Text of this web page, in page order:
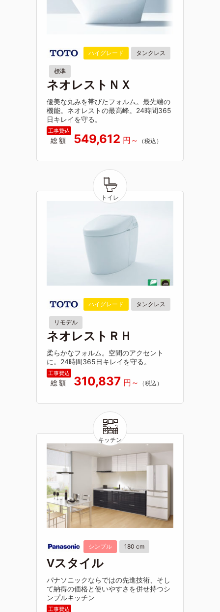
ハイグレード タンクレス
標準
ネオレストＮＸ
優美な丸みを帯びたフォルム。最先端の
機能。ネオレストの最高峰。24時間365
日キレイを守る。
総額 549,612
ハイグレード タンクレス
リモデル
ネオレストＲＨ
柔らかなフォルム。空間のアクセント
に。24時間365日キレイを守る。
総額 310,837
シンプル 180 cm
Vスタイル
パナソニックならではの先進技術、そし
て納得の価格と使いやすさを併せ持つシ
ンプルキッチン